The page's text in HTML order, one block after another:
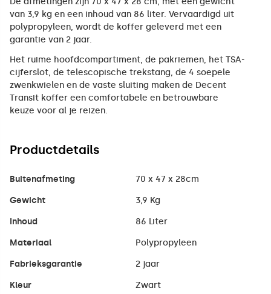
van 3,9 kg en een inhoud van 86 liter. Vervaardigd uit
polypropyleen, wordt de koffer geleverd met een
garantie van 2 jaar.
Het ruime hoofdcompartiment, de pakriemen, het TSA-
cijferslot, de telescopische trekstang, de 4 soepele
zwenkwielen en de vaste sluiting maken de Decent
Transit koffer een comfortabele en betrouwbare
keuze voor al je reizen.
Productdetails
Buitenafmeting 70 x 47 x 28cm
Gewicht 3,9 Kg
Inhoud 86 Liter
Materiaal Polypropyleen
Fabrieksgarantie 2 jaar
Kleur Zwart